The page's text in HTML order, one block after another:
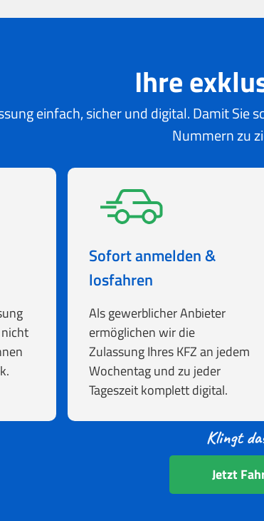
Ihre
einfach, sicher und digital. Damit
Nummern zu
Sofort anmelden &
losfahren
Als gewerblicher Anbieter
ermöglichen wir die
Zulassung Ihres KFZ an jedem
Wochentag und zu jeder
Tageszeit komplett digital.
Jetzt